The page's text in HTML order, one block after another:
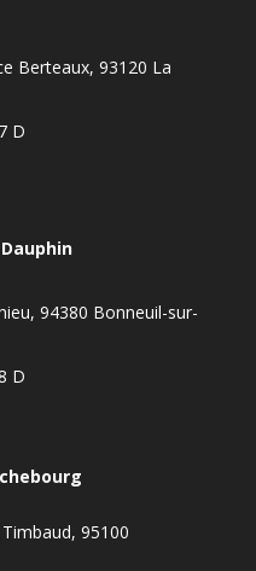
Berteaux, 93120 La
D
94380 Bonneuil-sur-
D
95100